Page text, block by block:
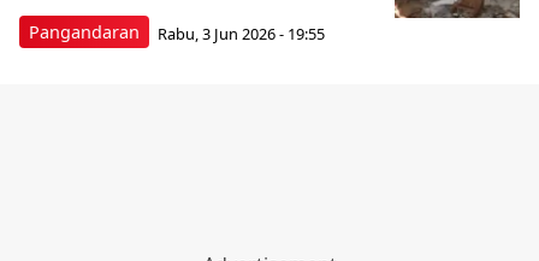
Pangandaran Rabu, 3 Jun 2026 - 19:55